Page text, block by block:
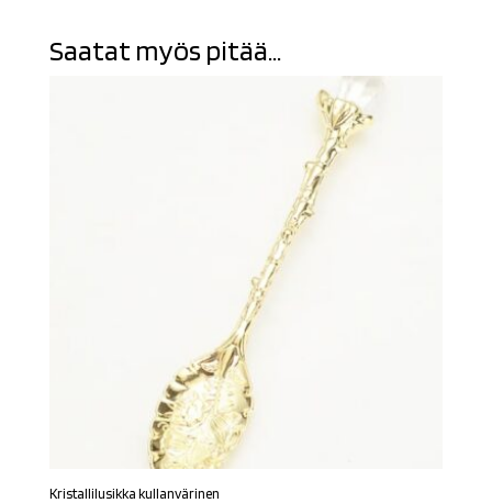
Saatat myös pitää...
Kristallilusikka kullanvärinen